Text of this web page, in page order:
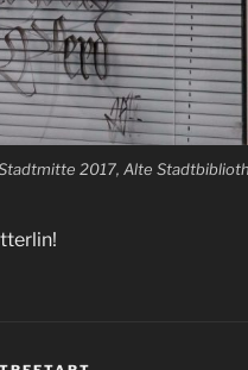
2017, Alte